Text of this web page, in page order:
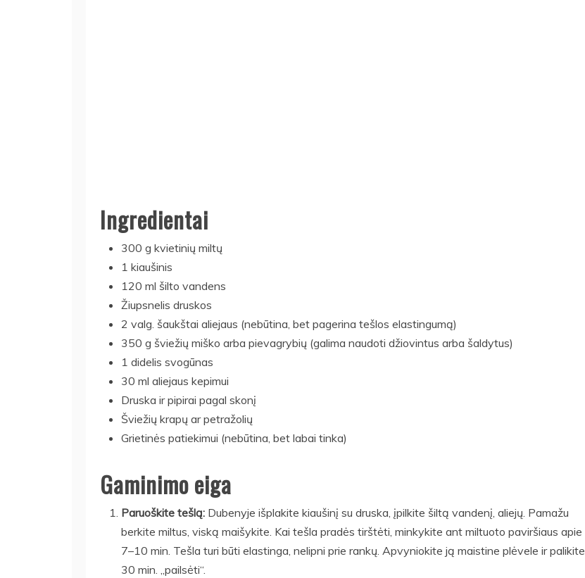
Ingredientai
300 g kvietinių miltų
1 kiaušinis
120 ml šilto vandens
Žiupsnelis druskos
2 valg. šaukštai aliejaus (nebūtina, bet pagerina tešlos elastingumą)
350 g šviežių miško arba pievagrybių (galima naudoti džiovintus arba šaldytus)
1 didelis svogūnas
30 ml aliejaus kepimui
Druska ir pipirai pagal skonį
Šviežių krapų ar petražolių
Grietinės patiekimui (nebūtina, bet labai tinka)
Gaminimo eiga
Paruoškite tešlą: Dubenyje išplakite kiaušinį su druska, įpilkite šiltą vandenį, aliejų. Pamažu
berkite miltus, viską maišykite. Kai tešla pradės tirštėti, minkykite ant miltuoto paviršiaus apie
7–10 min. Tešla turi būti elastinga, nelipni prie rankų. Apvyniokite ją maistine plėvele ir palikite
30 min. „pailsėti“.